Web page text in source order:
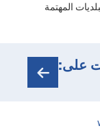
المهتمة
على: